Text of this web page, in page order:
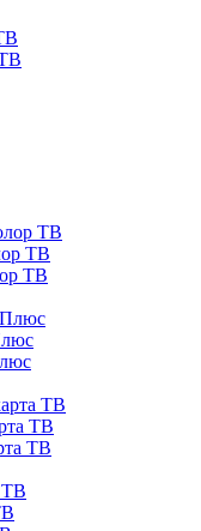
ТВ
ТВ
ТВ
ТВ
ТВ
ТВ
ТВ